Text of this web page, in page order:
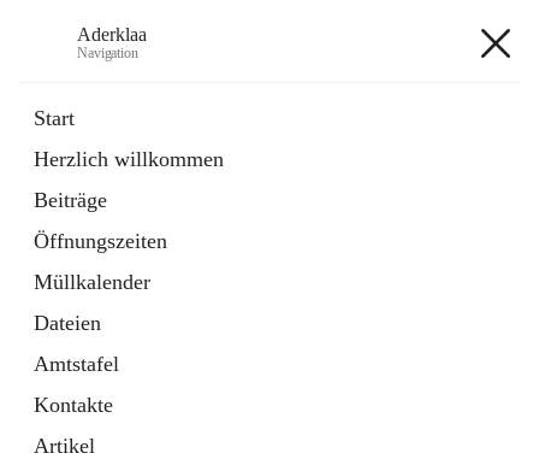
Aderklaa
Navigation
Start
Herzlich willkommen
Beiträge
Öffnungszeiten
Müllkalender
Dateien
Amtstafel
Kontakte
Artikel
6 Schnellzugriffe
Gemeinde
3 Schnellzugriffe